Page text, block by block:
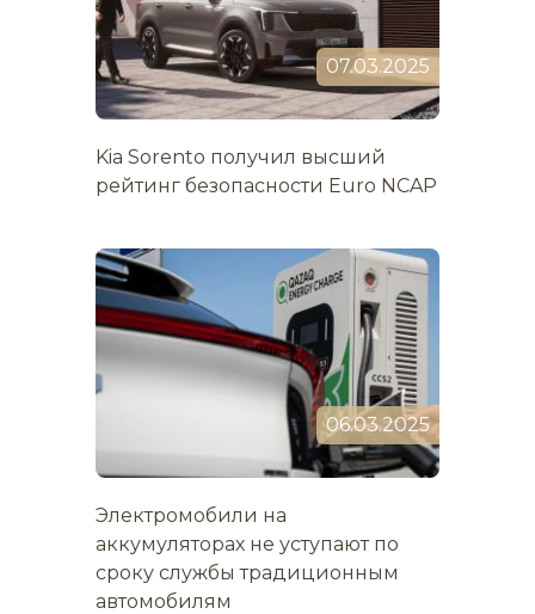
07.03.2025
Kia Sorento получил высший
рейтинг безопасности Euro NCAP
06.03.2025
Электромобили на
аккумуляторах не уступают по
сроку службы традиционным
автомобилям